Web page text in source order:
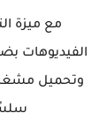
مع ميزة
الفيديوهات